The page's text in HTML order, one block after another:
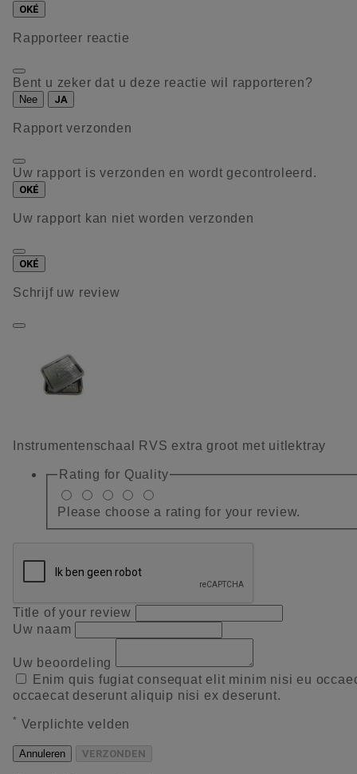
OKÉ
Rapporteer reactie
Bent u zeker dat u deze reactie wil rapporteren?
Nee JA
Rapport verzonden
Uw rapport is verzonden en wordt gecontroleerd.
OKÉ
Uw rapport kan niet worden verzonden
OKÉ
Schrijf uw review
Instrumentenschaal RVS extra groot met uitlektray
Rating for Quality
Please choose a rating for your review.
Title of your review
Uw naam
Uw beoordeling
Enim quis fugiat consequat elit minim nisi eu
occaecat deserunt aliquip nisi ex deserunt.
* Verplichte velden
Annuleren VERZONDEN